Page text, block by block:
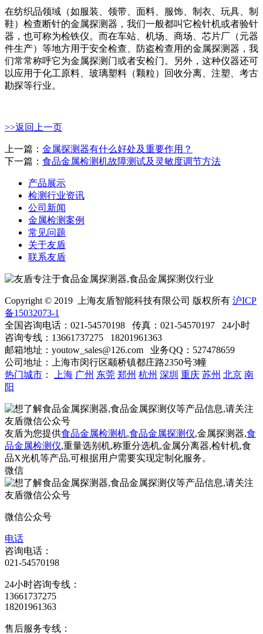
在纺织品领域（如服装、领带、面料、服饰、制衣、玩具、制
鞋）检查断针的金属探测器，我们一般都叫它检针机或者验针
器，也可称为检铁仪。而在车站、机场、商场、芯片厂（元器
件生产）等地方用于安全检查、防盗检查用的金属探测器，我
们常常称呼它为金属探测门或者安检门。另外，这种仪器还可
以应用于化工原料、玻璃塑料（颗粒）回收分离、注塑、考古
勘探等行业。
>>返回上一页
上一篇： 金属探测器有什么好处及重要作用？
下一篇： 食品金属检测机故障测试及灵敏度调节方法
产品展示
检测行业资讯
公司新闻
金属检测案例
常见问题
关于友盾
联系友盾
Copyright © 2019 上海友盾智能科技有限公司 版权所有 沪ICP
备15032073-1
全国咨询电话：021-54570198 传真：021-54570197
24小时
咨询专线：13661737275 18201961363
邮箱地址：youtow_sales@126.com 业务QQ：527478659
公司地址：上海市闵行区颛桥镇都庄路2350号3幢
热门城市 ： 上海 广州 东莞 郑州 杭州 深圳 重庆 苏州 北京 南
阳
友盾为您提供食品金属检测机,食品金属探测仪,金属探测器,食
品金属检测仪,重量选别机,称重分选机,金属分离器,检针机,食
品X光机等产品,可根据用户需要实现定制化服务。
微信
微信公众号
电话
咨询电话：
021-54570198
24小时咨询专线：
13661737275
18201961363
售后服务专线：